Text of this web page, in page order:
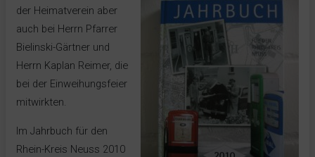
der Heimatverein aber
auch bei Herrn Pfarrer
Bielinski-Gärtner und
Herrn Kaplan Reimer, die
bei der Einweihungsfeier
mitwirkten.
Im Jahrbuch für den
Rhein-Kreis Neuss 2010